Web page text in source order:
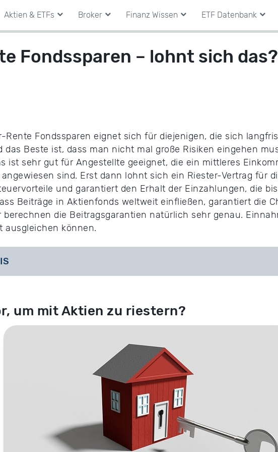
Aktien & ETFs Broker Finanz Wissen ETF Datenbank
Fondssparen – lohnt sich das?
Rente Fondssparen eignet sich für diejenigen, die sich
das Beste ist, dass man nicht mal große Risiken eingehen
ist sehr gut für Angestellte geeignet, die ein mittleres
sind. Erst dann lohnt sich ein Riester-Vertrag für
und garantiert den Erhalt der Einzahlungen, die
Beiträge in Aktienfonds weltweit einfließen, garantiert die
berechnen die Beitragsgarantien natürlich sehr genau.
ausgleichen können.
um mit Aktien zu riestern?